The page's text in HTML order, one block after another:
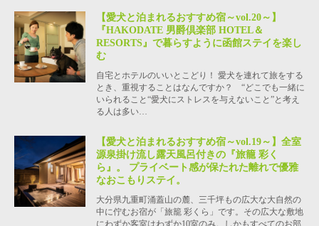
【愛犬と泊まれるおすすめ宿～vol.20～】
『HAKODATE 男爵倶楽部 HOTEL＆
RESORTS』で暮らすように函館ステイを楽し
む
自宅とホテルのいいとこどり！ 愛犬を連れて旅をする
とき、重視することはなんですか？ “どこでも一緒に
いられること“愛犬にストレスを与えないこと”と考え
る人は多い…
【愛犬と泊まれるおすすめ宿～vol.19～】全室
源泉掛け流し露天風呂付きの『旅籠 彩く
ら』。 プライベート感が保たれた離れで優雅
なおこもりステイ。
大分県九重町涌蓋山の麓、三千坪もの広大な大自然の
中に佇むお宿が「旅籠 彩くら」です。その広大な敷地
にわずか客室はわずか10室のみ。しかもすべてのお部